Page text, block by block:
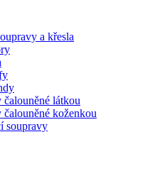
a křesla
čalouněné látkou
čalouněné koženkou
soupravy